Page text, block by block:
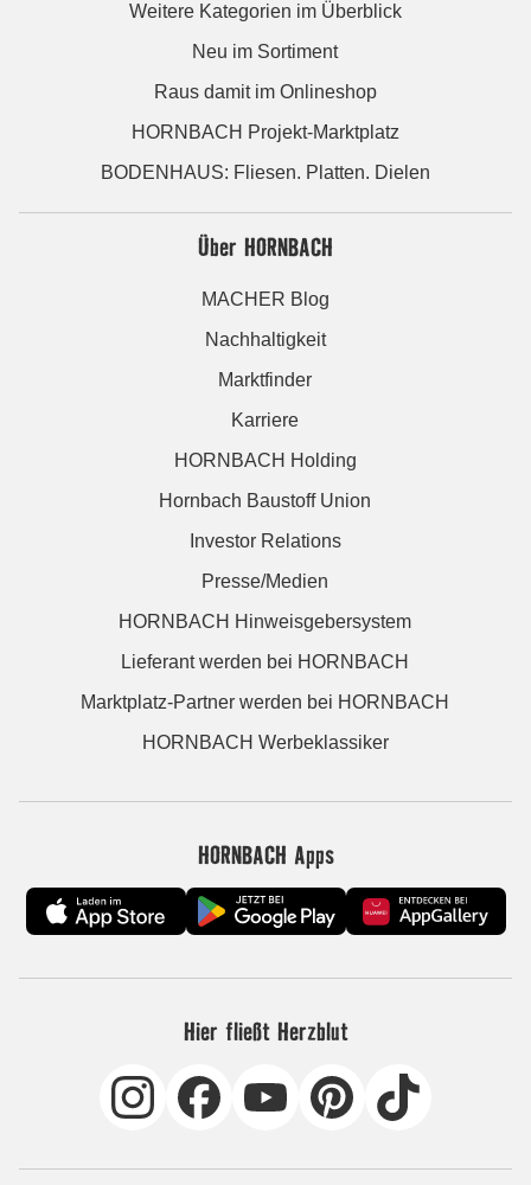
Weitere Kategorien im Überblick
Neu im Sortiment
Raus damit im Onlineshop
HORNBACH Projekt-Marktplatz
BODENHAUS: Fliesen. Platten. Dielen
Über HORNBACH
MACHER Blog
Nachhaltigkeit
Marktfinder
Karriere
HORNBACH Holding
Hornbach Baustoff Union
Investor Relations
Presse/Medien
HORNBACH Hinweisgebersystem
Lieferant werden bei HORNBACH
Marktplatz-Partner werden bei HORNBACH
HORNBACH Werbeklassiker
HORNBACH Apps
Hier fließt Herzblut